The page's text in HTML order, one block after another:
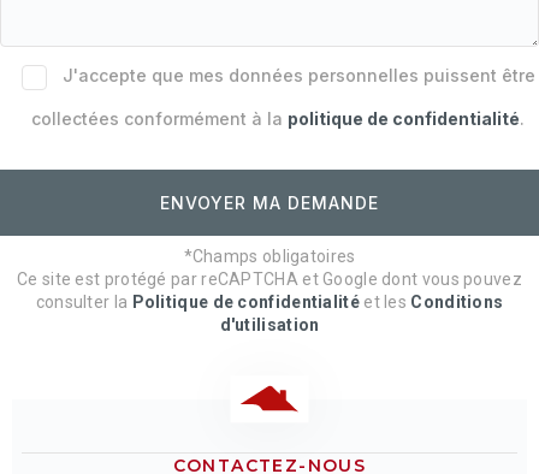
J'accepte que mes données personnelles puissent être
collectées conformément à la politique de confidentialité.
*Champs obligatoires
Ce site est protégé par reCAPTCHA et Google dont vous pouvez
consulter la Politique de confidentialitéet les Conditions
d'utilisation
CONTACTEZ-NOUS